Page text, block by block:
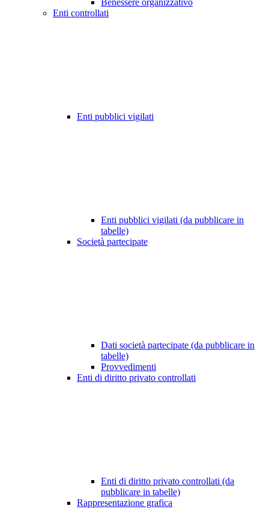
Benessere organizzativo
Enti controllati
Enti pubblici vigilati
Enti pubblici vigilati (da pubblicare in
tabelle)
Società partecipate
Dati società partecipate (da pubblicare in
tabelle)
Provvedimenti
Enti di diritto privato controllati
Enti di diritto privato controllati (da
pubblicare in tabelle)
Rappresentazione grafica